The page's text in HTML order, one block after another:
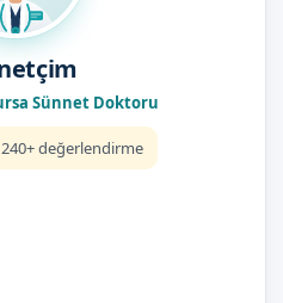
Sünnet Doktoru
240+ değerlendirme